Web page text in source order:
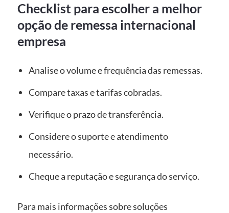
Checklist para escolher a melhor
opção de remessa internacional
empresa
Analise o volume e frequência das remessas.
Compare taxas e tarifas cobradas.
Verifique o prazo de transferência.
Considere o suporte e atendimento
necessário.
Cheque a reputação e segurança do serviço.
Para mais informações sobre soluções